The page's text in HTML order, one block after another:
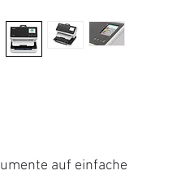
auf einfache